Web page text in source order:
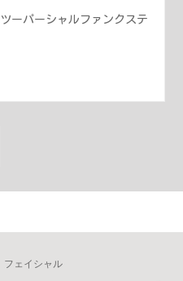
ツーパーシャルファンクステ
フェイシャル